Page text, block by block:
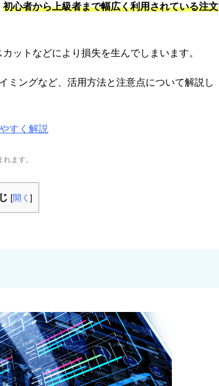
初心者から上級者まで幅広く利用されている注文
ットなどにより損失を生んでしまいます。
ミングなど、活用方法と注意点について解説し
すく解説
ます。
[開く ]